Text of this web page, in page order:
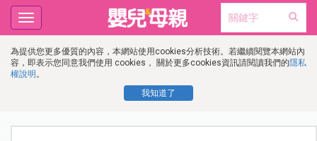
為提供您更多優質的內容，本網站使用cookies分析技術。若繼續閱覽本網站內
容，即表示您同意我們使用 cookies， 關於更多cookies資訊請閱讀我們的隱私
權說明 。
我知道了
Toggle
navigation